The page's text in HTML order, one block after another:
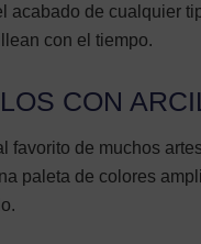
acabado de cualquier
con el tiempo.
CON
favorito de muchos
paleta de colores